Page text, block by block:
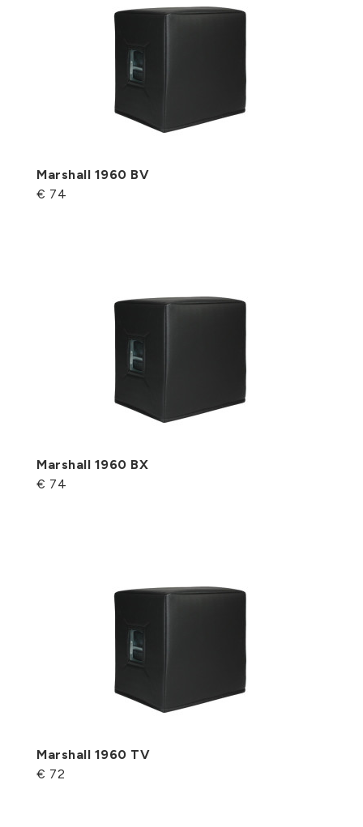
Marshall 1960 BV
€ 74
Marshall 1960 BX
€ 74
Marshall 1960 TV
€ 72